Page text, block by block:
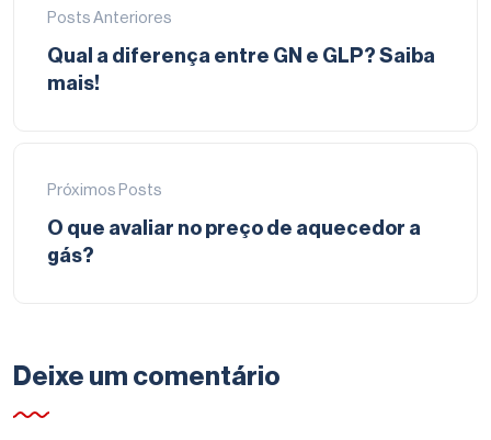
Posts Anteriores
Qual a diferença entre GN e GLP? Saiba
mais!
Próximos Posts
O que avaliar no preço de aquecedor a
gás?
Deixe um comentário